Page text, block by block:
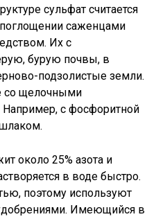
сульфат считается
саженцами
Их с
бурую почвы, в
подзолистые земли.
со щелочными
с фосфоритной
около 25% азота и
в воде быстро.
поэтому используют
Имеющийся в